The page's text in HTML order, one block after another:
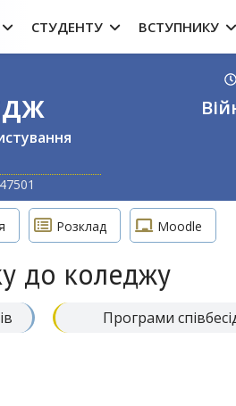
СТУДЕНТУ ВСТУПНИКУ
Розклад Moodle
до коледжу
Програми